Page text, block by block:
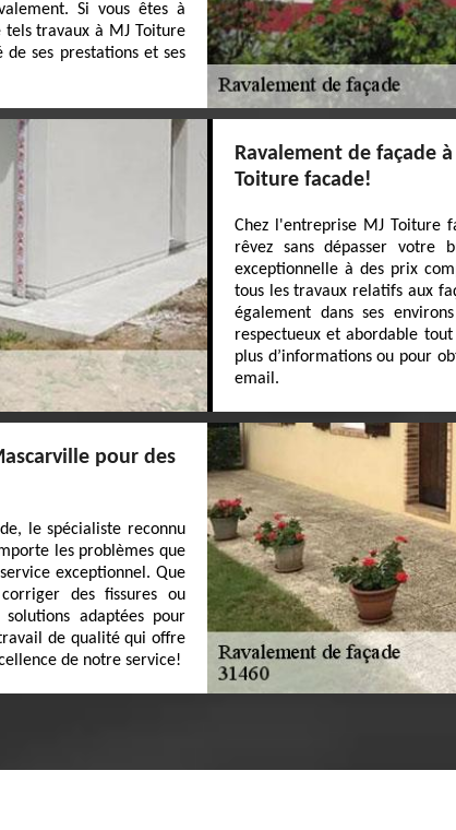
Si vous êtes à
travaux à MJ Toiture
ses prestations et ses
Ravalement de façade
Toiture facade!
Chez l'entreprise MJ Toiture
rêvez sans dépasser votre
exceptionnelle à des prix
tous les travaux relatifs aux
également dans ses
respectueux et abordable
plus d’informations ou pour
email.
pour des
le spécialiste reconnu
les problèmes que
exceptionnel. Que
des fissures ou
adaptées pour
de qualité qui offre
de notre service!